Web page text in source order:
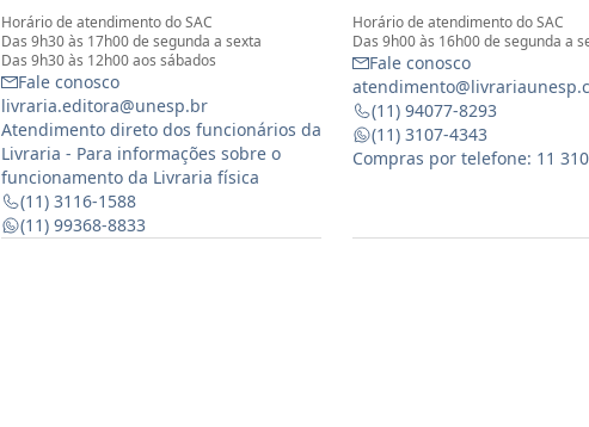
Horário de atendimento do SAC
Das 9h30 às 17h00 de segunda a sexta
Das 9h30 às 12h00 aos sábados
Fale conosco
livraria.editora@unesp.br
Atendimento direto dos funcionários da
Livraria - Para informações sobre o
funcionamento da Livraria física
(11) 3116-1588
(11) 99368-8833
Horário de atendimento do SAC
Das 9h00 às 16h00 de segunda a
Fale conosco
(11) 94077-8293
(11) 3107-4343
Compras por telefone: 11